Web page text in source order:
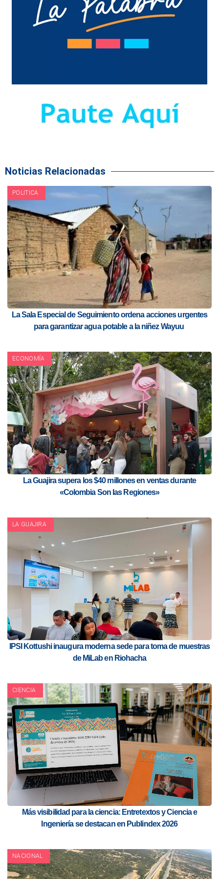
Noticias Relacionadas
POLITICA
La Sala Especial de Seguimiento ordena acciones urgentes
para garantizar agua potable a la niñez Wayuu
ECONOMÍA
La Guajira supera los $40 millones en ventas durante
«Colombia Son las Regiones»
LA GUAJIRA
IPSI Kottushi inaugura moderna sede para toma de muestras
de MiLab en Riohacha
CIENCIA
Más visibilidad para la ciencia: Entretextos y Ciencia e
Ingeniería se destacan en Publindex 2026
NACIONAL